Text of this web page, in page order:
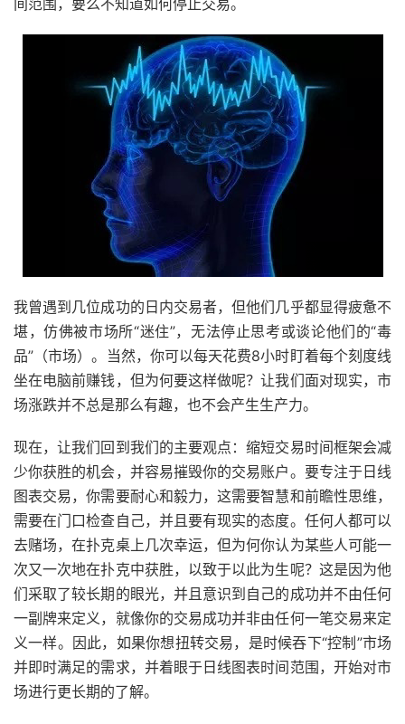
间范围，要么不知道如何停止交易。
我曾遇到几位成功的日内交易者，但他们几乎都显得疲惫不
堪，仿佛被市场所“迷住”，无法停止思考或谈论他们的“毒
品”（市场）。当然，你可以每天花费8小时盯着每个刻度线
坐在电脑前赚钱，但为何要这样做呢？让我们面对现实，市
场涨跌并不总是那么有趣，也不会产生生产力。
现在，让我们回到我们的主要观点：缩短交易时间框架会减
少你获胜的机会，并容易摧毁你的交易账户。要专注于日线
图表交易，你需要耐心和毅力，这需要智慧和前瞻性思维，
需要在门口检查自己，并且要有现实的态度。任何人都可以
去赌场，在扑克桌上几次幸运，但为何你认为某些人可能一
次又一次地在扑克中获胜，以致于以此为生呢？这是因为他
们采取了较长期的眼光，并且意识到自己的成功并不由任何
一副牌来定义，就像你的交易成功并非由任何一笔交易来定
义一样。因此，如果你想扭转交易，是时候吞下“控制”市场
并即时满足的需求，并着眼于日线图表时间范围，开始对市
场进行更长期的了解。